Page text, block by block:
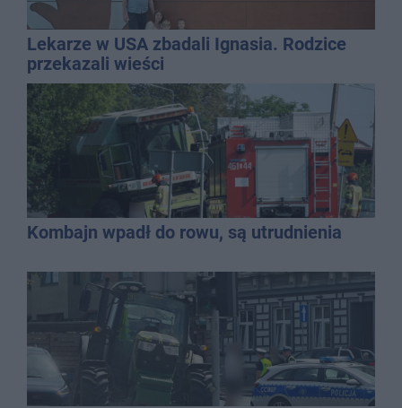
Lekarze w USA zbadali Ignasia. Rodzice
przekazali wieści
Kombajn wpadł do rowu, są utrudnienia